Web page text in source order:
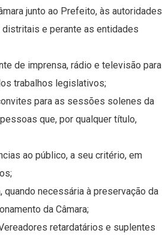
junto ao Prefeito, às autoridades
e perante as entidades
de imprensa, rádio e televisão para
trabalhos legislativos;
para as sessões solenes da
que, por qualquer título,
ao público, a seu critério, em
quando necessária à preservação da
da Câmara;
retardatários e suplentes